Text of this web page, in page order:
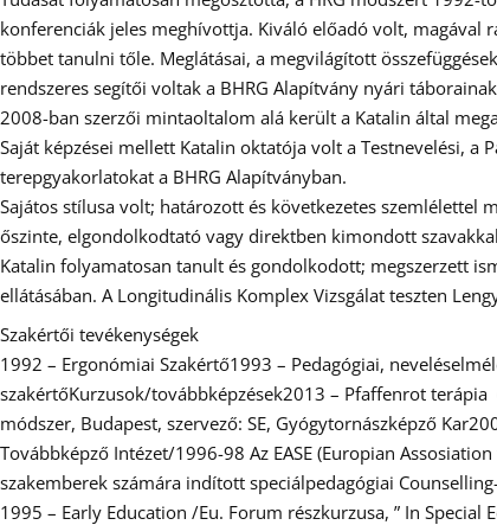
konferenciák jeles meghívottja. Kiváló előadó volt, magával
többet tanulni tőle. Meglátásai, a megvilágított
rendszeres segítői voltak a BHRG Alapítvány nyári
2008-ban szerzői mintaoltalom alá került a Katalin által
Saját képzései mellett Katalin oktatója volt a Testnevelési, a
terepgyakorlatokat a BHRG Alapítványban.
Sajátos stílusa volt; határozott és következetes szemlélettel
őszinte, elgondolkodtató vagy direktben kimondott
Katalin folyamatosan tanult és gondolkodott; megszerzett
ellátásában. A Longitudinális Komplex Vizsgálat teszten
Szakértői tevékenységek
1992 – Ergonómiai Szakértő1993 – Pedagógiai,
szakértőKurzusok/továbbképzések2013 – Pfaffenrot terápia
módszer, Budapest, szervező: SE, Gyógytornászképző
Továbbképző Intézet/1996-98 Az EASE (Europian
szakemberek számára indított speciálpedagógiai
1995 – Early Education /Eu. Forum részkurzusa, ” In